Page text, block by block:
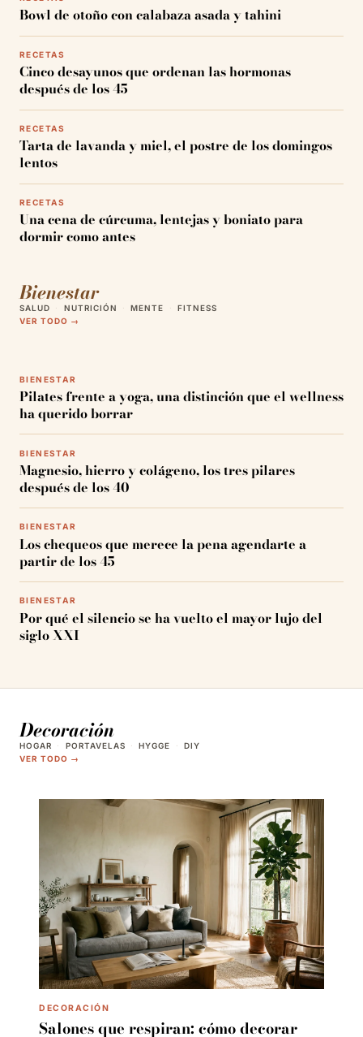
Bowl de otoño con calabaza asada y tahini
RECETAS
Cinco desayunos que ordenan las hormonas
después de los 45
RECETAS
Tarta de lavanda y miel, el postre de los domingos
lentos
RECETAS
Una cena de cúrcuma, lentejas y boniato para
dormir como antes
Bienestar
SALUD · NUTRICIÓN · MENTE ·
FITNESS
VER TODO →
BIENESTAR
Pilates frente a yoga, una distinción que el wellness
ha querido borrar
BIENESTAR
Magnesio, hierro y colágeno, los tres pilares
después de los 40
BIENESTAR
Los chequeos que merece la pena agendarte a
partir de los 45
BIENESTAR
Por qué el silencio se ha vuelto el mayor lujo del
siglo XXI
Decoración
HOGAR · PORTAVELAS · HYGGE ·
DIY
VER TODO →
DECORACIÓN
Salones que respiran: cómo decorar